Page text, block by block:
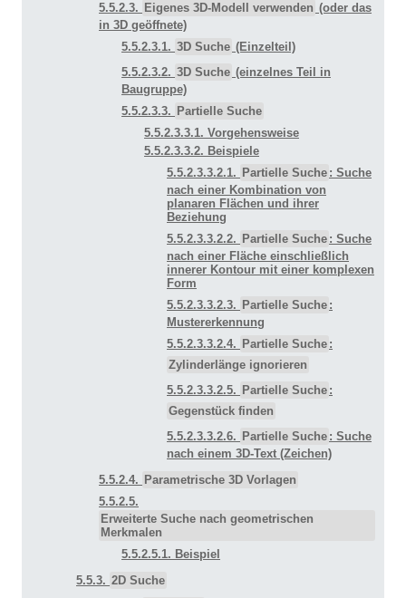
5.5.2.3. Eigenes 3D-Modell verwenden (oder das
in 3D geöffnete)
5.5.2.3.1. 3D Suche (Einzelteil)
5.5.2.3.2. 3D Suche (einzelnes Teil in
Baugruppe)
5.5.2.3.3. Partielle Suche
5.5.2.3.3.1. Vorgehensweise
5.5.2.3.3.2. Beispiele
5.5.2.3.3.2.1. Partielle Suche : Suche
nach einer Kombination von
planaren Flächen und ihrer
Beziehung
5.5.2.3.3.2.2. Partielle Suche : Suche
nach einer Fläche einschließlich
innerer Kontour mit einer komplexen
Form
5.5.2.3.3.2.3. Partielle Suche :
Mustererkennung
5.5.2.3.3.2.4. Partielle Suche :
Zylinderlänge ignorieren
5.5.2.3.3.2.5. Partielle Suche :
Gegenstück finden
5.5.2.3.3.2.6. Partielle Suche : Suche
nach einem 3D-Text (Zeichen)
5.5.2.4. Parametrische 3D Vorlagen
5.5.2.5.
Erweiterte Suche nach geometrischen
Merkmalen
5.5.2.5.1. Beispiel
5.5.3. 2D Suche